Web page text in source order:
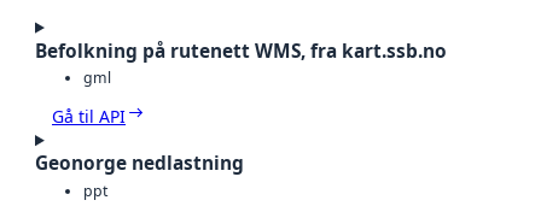
Befolkning på rutenett WMS, fra kart.ssb.no
gml
Gå til API
Geonorge nedlastning
ppt